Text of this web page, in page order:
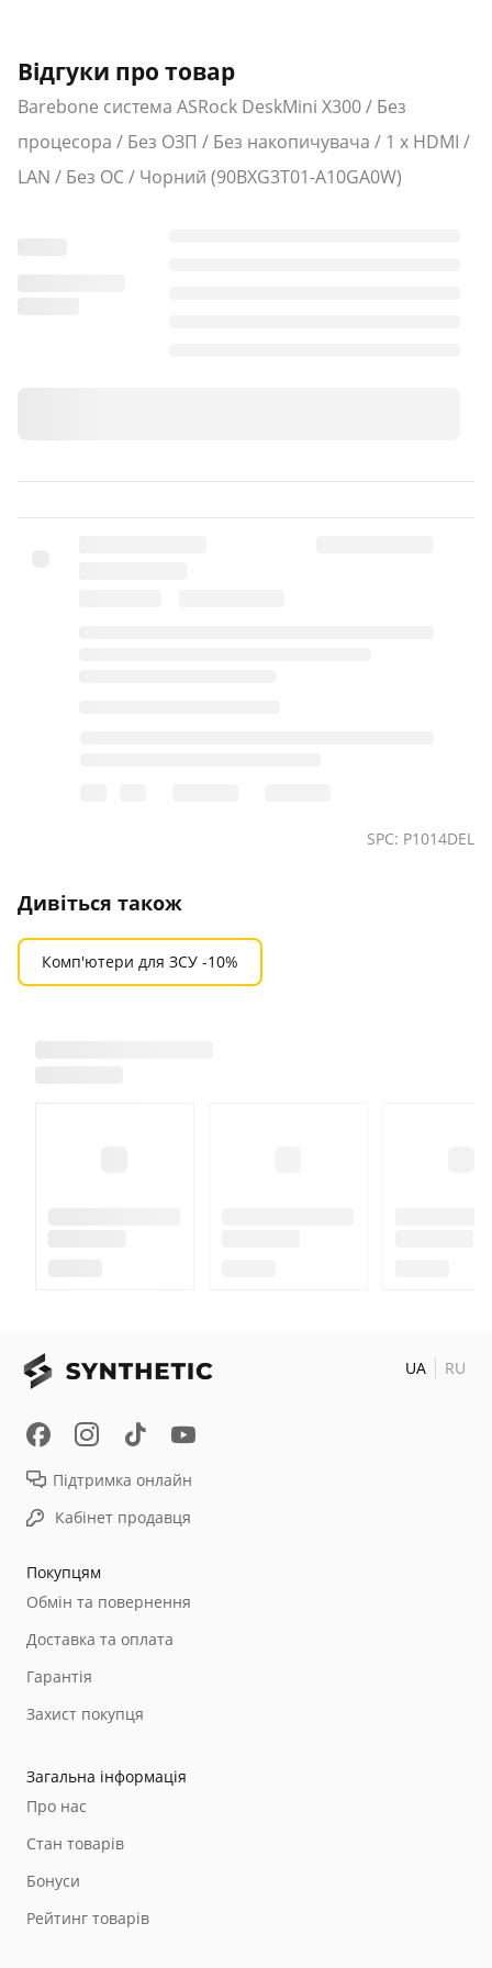
і техніки.
Відгуки про товар
Barebone система ASRock DeskMini X300 / Без
процесора / Без ОЗП / Без накопичувача / 1 x HDMI /
LAN / Без ОС / Чорний (90BXG3T01-A10GA0W)
SPC: P1014DEL
Дивіться також
Комп'ютери для ЗСУ -10%
Покупцям
Обмін та повернення
Доставка та оплата
Гарантія
Захист покупця
Загальна інформація
Про нас
Стан товарів
Бонуси
Рейтинг товарів
Підтримка онлайн
Кабінет продавця
UA RU